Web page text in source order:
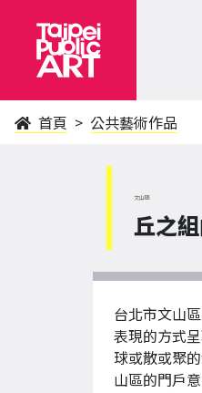
首頁 公共藝術作品
文山區
丘之
台北市文山
表現的方式
球或散或聚
山區的門戶